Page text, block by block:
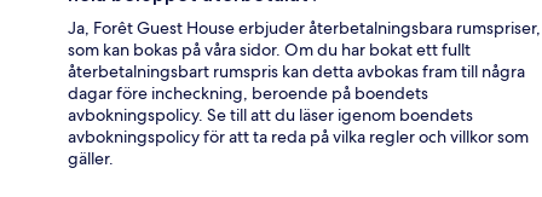
Ja, Forêt Guest House erbjuder återbetalningsbara rumspriser,
som kan bokas på våra sidor. Om du har bokat ett fullt
återbetalningsbart rumspris kan detta avbokas fram till några
dagar före incheckning, beroende på boendets
avbokningspolicy. Se till att du läser igenom boendets
avbokningspolicy för att ta reda på vilka regler och villkor som
gäller.